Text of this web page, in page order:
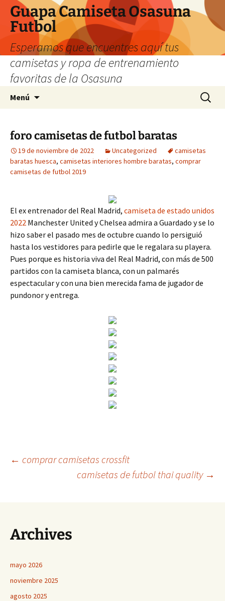
Guapa Camiseta Osasuna
Futbol
Esperamos que encuentres aquí tus
camisetas y ropa de entrenamiento
favoritas de la Osasuna
Menú Buscar:
foro camisetas de futbol baratas
19 de noviembre de 2022 Uncategorized
camisetas
baratas huesca, camisetas interiores hombre baratas, comprar
camisetas de futbol 2019
El ex entrenador del Real Madrid, camiseta de estado unidos
2022 Manchester United y Chelsea admira a Guardado y se lo
hizo saber el pasado mes de octubre cuando lo persiguió
hasta los vestidores para pedirle que le regalara su playera.
Pues porque es historia viva del Real Madrid, con más de 500
partidos con la camiseta blanca, con un palmarés
espectacular y con una bien merecida fama de jugador de
pundonor y entrega.
Navegación
entradas
← comprar camisetas crossfit
camisetas de futbol thai quality →
Archives
mayo 2026
noviembre 2025
agosto 2025